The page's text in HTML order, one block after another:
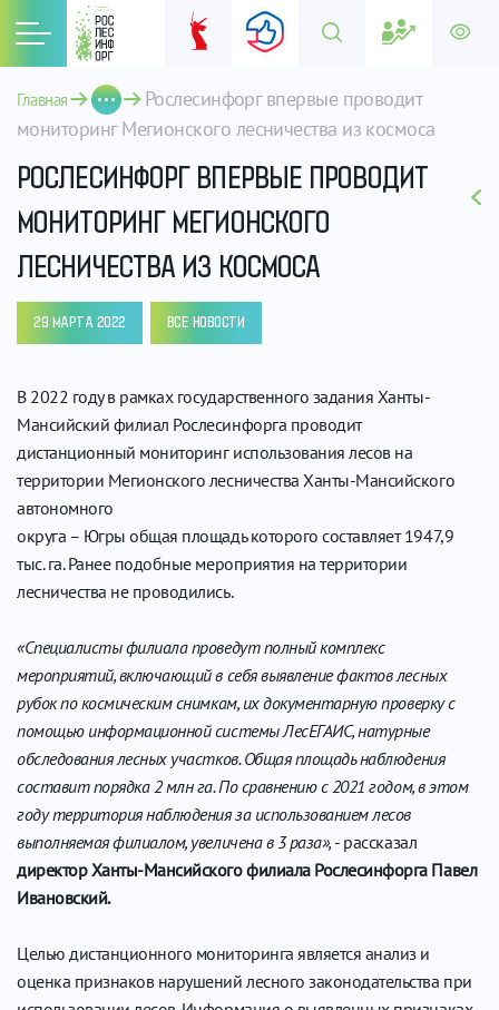
Главная
Рослесинфорг впервые проводит
мониторинг Мегионского лесничества из космоса
РОСЛЕСИНФОРГ ВПЕРВЫЕ ПРОВОДИТ
МОНИТОРИНГ МЕГИОНСКОГО
ЛЕСНИЧЕСТВА ИЗ КОСМОСА
29 МАРТА 2022 ВСЕ НОВОСТИ
В 2022 году в рамках государственного задания Ханты-
Мансийский филиал Рослесинфорга проводит
дистанционный мониторинг использования лесов на
территории Мегионского лесничества Ханты-Мансийского
автономного
округа – Югры общая площадь которого составляет 1947,9
тыс. га. Ранее подобные мероприятия на территории
лесничества не проводились.
«Специалисты филиала проведут полный комплекс
мероприятий, включающий в себя выявление фактов лесных
рубок по космическим снимкам, их документарную проверку с
помощью информационной системы ЛесЕГАИС, натурные
обследования лесных участков. Общая площадь наблюдения
составит порядка 2 млн га. По сравнению с 2021 годом, в этом
году территория наблюдения за использованием лесов
выполняемая филиалом, увеличена в 3 раза», - рассказал
директор Ханты-Мансийского филиала Рослесинфорга Павел
Ивановский.
Целью дистанционного мониторинга является анализ и
оценка признаков нарушений лесного законодательства при